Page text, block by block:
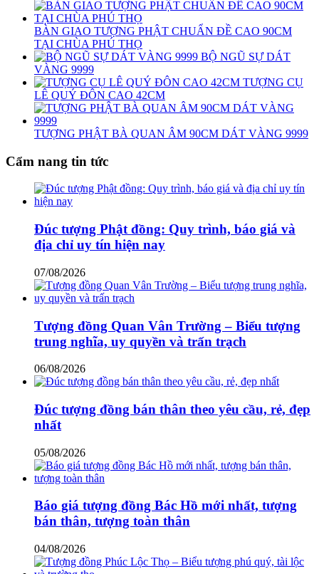
BÀN GIAO TƯỢNG PHẬT CHUẨN ĐỀ CAO 90CM
TẠI CHÙA PHÚ THỌ
BỘ NGŨ SỰ DÁT
VÀNG 9999
TƯỢNG CỤ
LÊ QUÝ ĐÔN CAO 42CM
TƯỢNG PHẬT BÀ QUAN ÂM 90CM DÁT VÀNG 9999
Cẩm nang tin tức
Đúc tượng Phật đồng: Quy trình, báo giá và
địa chỉ uy tín hiện nay
07/08/2026
Tượng đồng Quan Vân Trường – Biểu tượng
trung nghĩa, uy quyền và trấn trạch
06/08/2026
Đúc tượng đồng bán thân theo yêu cầu, rẻ, đẹp
nhất
05/08/2026
Báo giá tượng đồng Bác Hồ mới nhất, tượng
bán thân, tượng toàn thân
04/08/2026